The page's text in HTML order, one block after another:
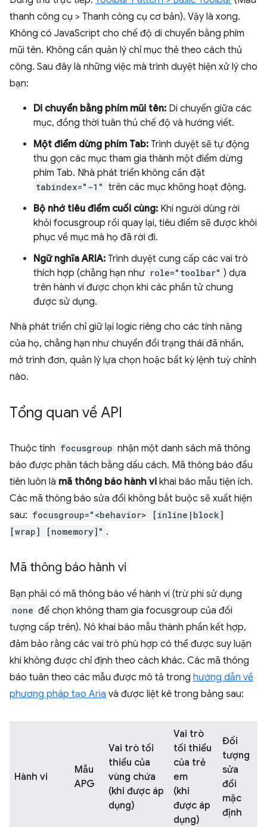
thanh công cụ > Thanh công cụ cơ bản). Vậy là xong.
Không có JavaScript cho chế độ di chuyển bằng phím
mũi tên. Không cần quản lý chỉ mục thẻ theo cách thủ
công. Sau đây là những việc mà trình duyệt hiện xử lý cho
bạn:
Di chuyển bằng phím mũi tên: Di chuyển giữa các
mục, đồng thời tuân thủ chế độ và hướng viết.
Một điểm dừng phím Tab: Trình duyệt sẽ tự động
thu gọn các mục tham gia thành một điểm dừng
phím Tab. Nhà phát triển không cần đặt
tabindex="-1" trên các mục không hoạt động.
Bộ nhớ tiêu điểm cuối cùng: Khi người dùng rời
khỏi focusgroup rồi quay lại, tiêu điểm sẽ được khôi
phục về mục mà họ đã rời đi.
Ngữ nghĩa ARIA: Trình duyệt cung cấp các vai trò
thích hợp (chẳng hạn như role="toolbar" ) dựa
trên hành vi được chọn khi các phần tử chung
được sử dụng.
Nhà phát triển chỉ giữ lại logic riêng cho các tính năng
của họ, chẳng hạn như chuyển đổi trạng thái đã nhấn,
mở trình đơn, quản lý lựa chọn hoặc bất kỳ lệnh tuỳ chỉnh
nào.
Tổng quan về API
Thuộc tính focusgroup nhận một danh sách mã thông
báo được phân tách bằng dấu cách. Mã thông báo đầu
tiên luôn là mã thông báo hành vi khai báo mẫu tiện ích.
Các mã thông báo sửa đổi không bắt buộc sẽ xuất hiện
sau: focusgroup="<behavior> [inline|block]
[wrap] [nomemory]" .
Mã thông báo hành vi
Bạn phải có mã thông báo về hành vi (trừ phi sử dụng
none để chọn không tham gia focusgroup của đối
tượng cấp trên). Nó khai báo mẫu thành phần kết hợp,
đảm bảo rằng các vai trò phù hợp có thể được suy luận
khi không được chỉ định theo cách khác. Các mã thông
báo tuân theo các mẫu được mô tả trong hướng dẫn về
phương pháp tạo Aria và được liệt kê trong bảng sau:
Hành vi
Mẫu
APG
Vai trò tối
thiểu của
vùng chứa
(khi được áp
dụng)
Vai trò
tối thiểu
của trẻ
em
(khi
được áp
dụng)
Đối
tượng
sửa
đổi
mặc
định